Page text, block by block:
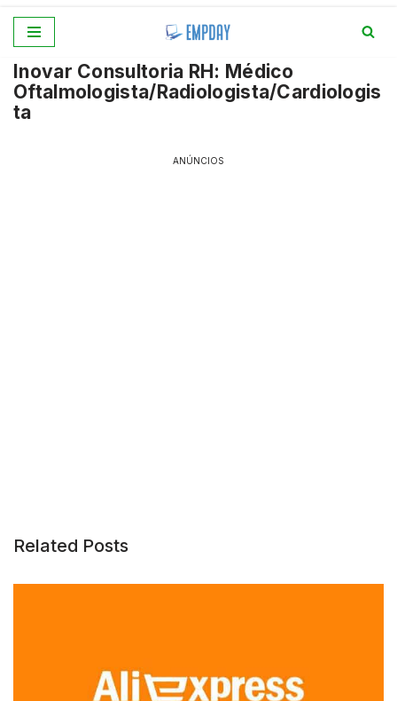
para
o
conteúdo
Inovar Consultoria RH: Médico
Oftalmologista/Radiologista/Cardiologis
ta
ANÚNCIOS
Related Posts